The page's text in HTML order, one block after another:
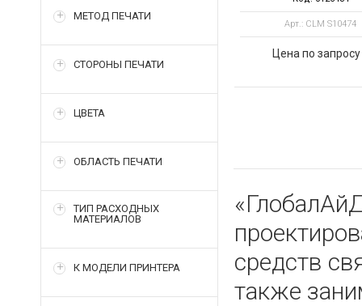
МЕТОД ПЕЧАТИ
СТОРОНЫ ПЕЧАТИ
ЦВЕТА
ОБЛАСТЬ ПЕЧАТИ
ТИП РАСХОДНЫХ
МАТЕРИАЛОВ
К МОДЕЛИ ПРИНТЕРА
Арт.: CLM S10474
Цена по запросу
средств
также